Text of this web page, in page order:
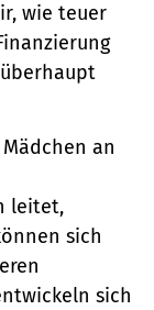
wie teuer
an
leitet,
sich
sich